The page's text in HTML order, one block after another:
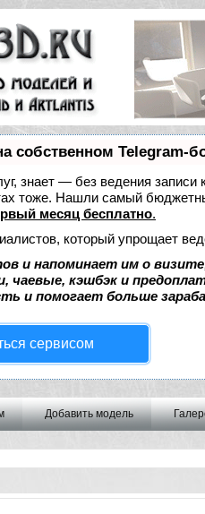
собственном Telegram-
знает — без ведения
тоже. Нашли самый
месяц бесплатно.
который упрощает
и напоминает им о
чаевые, кэшбэк и
и помогает больше
сервисом
Добавить модель